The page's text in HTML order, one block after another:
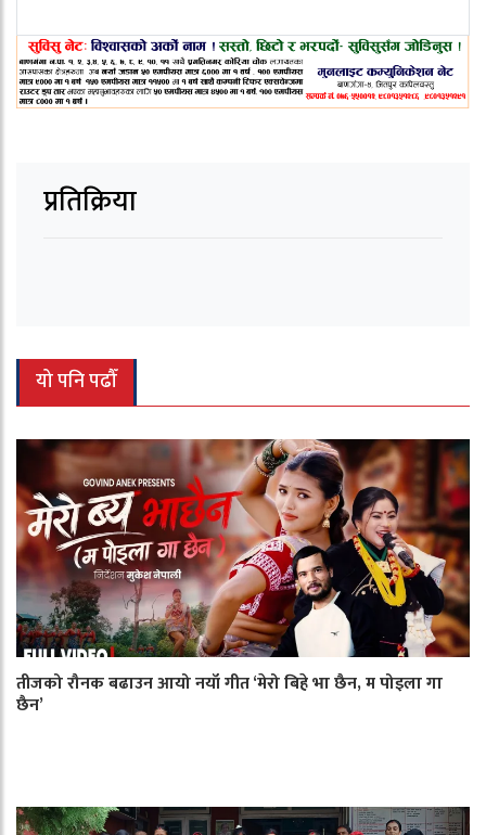
प्रतिक्रिया
यो पनि पढौँ
तीजको रौनक बढाउन आयो नयाँ गीत ‘मेरो बिहे भा छैन, म पोइला गा
छैन’